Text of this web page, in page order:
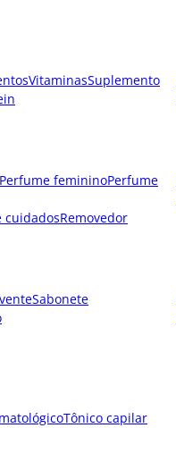
VitaminasSuplemento
Perfume femininoPerfume
cuidadosRemovedor
Sabonete
Tônico capilar